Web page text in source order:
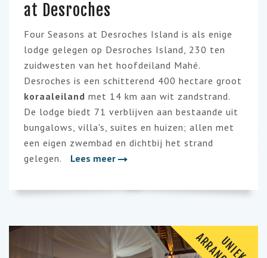
at Desroches
Four Seasons at Desroches Island is als enige
lodge gelegen op Desroches Island, 230 ten
zuidwesten van het hoofdeiland Mahé.
Desroches is een schitterend 400 hectare groot
koraaleiland met 14 km aan wit zandstrand.
De lodge biedt 71 verblijven aan bestaande uit
bungalows, villa's, suites en huizen; allen met
een eigen zwembad en dichtbij het strand
gelegen.
Lees meer
U
N
I
E
K
R
R
A
N
G
E
M
E
N